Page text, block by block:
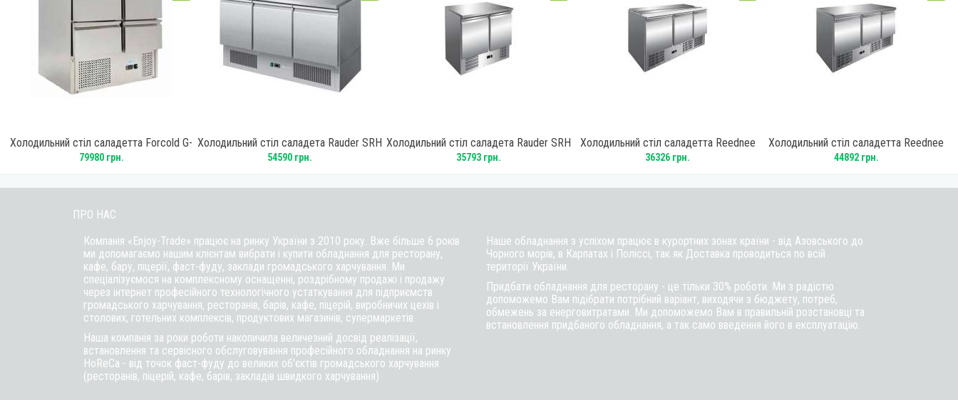
Холодильний стіл саладетта Forcold G-
S9014D-FC
79980 грн.
Холодильний стіл саладета Rauder SRH
S903S/S TOP
54590 грн.
Холодильний стіл саладета Rauder SRH
S901
35793 грн.
Холодильний стіл саладетта Reednee
S903
36326 грн.
Холодильний стіл саладетта Reednee
S903 TOP S/S
44892 грн.
ПРО НАС
Компанія «Enjoy-Trade» працює на ринку України з 2010 року. Вже більше 6 років
ми допомагаємо нашим клієнтам вибрати і купити обладнання для ресторану,
кафе, бару, піцерії, фаст-фуду, заклади громадського харчування. Ми
спеціалізуємося на комплексному оснащенні, роздрібному продажі і продажу
через інтернет професійного технологічного устаткування для підприємств
громадського харчування, ресторанів, барів, кафе, піцерій, виробничих цехів і
столових, готельних комплексів, продуктових магазинів, супермаркетів.
Наша компанія за роки роботи накопичила величезний досвід реалізації,
встановлення та сервісного обслуговування професійного обладнання на ринку
HoReCa - від точок фаст-фуду до великих об'єктів громадського харчування
(ресторанів, піцерій, кафе, барів, закладів швидкого харчування)
Наше обладнання з успіхом працює в курортних зонах країни - від Азовського до
Чорного морів, в Карпатах і Поліссі, так як Доставка проводиться по всій
території України.
Придбати обладнання для ресторану - це тільки 30% роботи. Ми з радістю
допоможемо Вам підібрати потрібний варіант, виходячи з бюджету, потреб,
обмежень за енерговитратами. Ми допоможемо Вам в правильній розстановці та
встановлення придбаного обладнання, а так само введення його в експлуатацію.